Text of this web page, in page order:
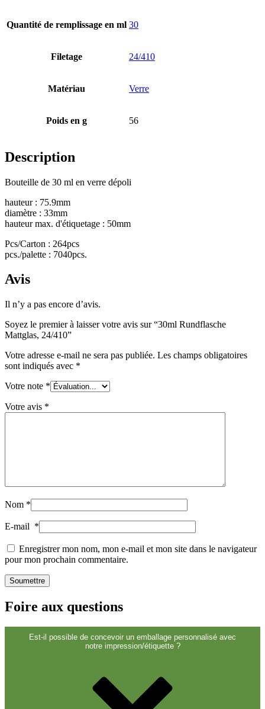
Pulvérisateur fin
Bouteilles(519)
Bidon(21)
Cosmétiques
Quantité de remplissage en ml 30
Filetage 24/410
Matériau Verre
Poids en g 56
Description
Bouteille de 30 ml en verre dépoli
hauteur : 75.9mm
diamètre : 33mm
hauteur max. d'étiquetage : 50mm
Pcs/Carton : 264pcs
pcs./palette : 7040pcs.
Avis
Il n’y a pas encore d’avis.
Soyez le premier à laisser votre avis sur “30ml Rundflasche
Mattglas, 24/410”
Votre adresse e-mail ne sera pas publiée. Les champs obligatoires
sont indiqués avec *
Votre note *
Votre avis *
Nom *
E-mail *
Enregistrer mon nom, mon e-mail et mon site dans le navigateur
pour mon prochain commentaire.
Foire aux questions
Est-il possible de concevoir un emballage personnalisé avec
notre impression/étiquette ?